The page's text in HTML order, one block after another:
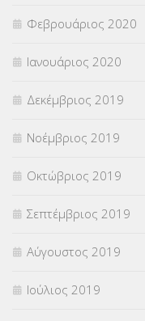
Φεβρουάριος 2020
Ιανουάριος 2020
Δεκέμβριος 2019
Νοέμβριος 2019
Οκτώβριος 2019
Σεπτέμβριος 2019
Αύγουστος 2019
Ιούλιος 2019